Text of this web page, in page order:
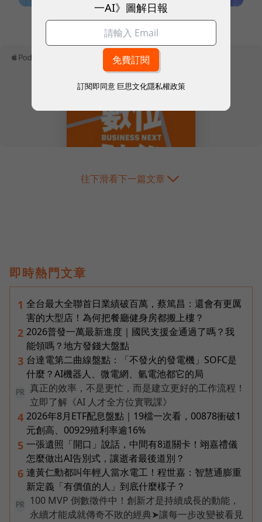
本網站內容未經允許，不得轉載。
往下滑看下一篇文章
即時熱門文章
1 全台最大全聯首日業績破百萬，蔡篤昌：還會有更厲
害的大型店！為何把餐廳健身房都搬上樓？
2 2026普發一萬最新進度｜國民支援金通過了嗎？我
能領嗎？地方發錢大盤點
3 台達電第二曲線盤點：「不發火的發電機」SOFC是
什麼？AI機器人、微電網、氫電池都它的局
PR
真正的效率，不是更忙，而是建立更好的工作流程！
立即了解《AI 人才全方位實戰課》
4 2026年8月ETF配息盤點｜19檔一次看，00878衝破1
元創高、00929殖利率逾16%
5 一張遺照「開口」說話，中間有8道關卡！翊嘉禮儀
怎麼做出AI告別式，讓逝者最後道別？
6 連黃仁勳都叫年輕人當水電工！程世嘉：智慧通膨重
新定義「有價值的人」到底什麼樣子？
PR
100 MVP 倒數徵件中！創新才是持續成長的動能，
永續才能成就傳奇不敗的經典➤讓每一步改變被看見
一AI》圖解日報
訂閱即同意 巨思文化隱私權政策